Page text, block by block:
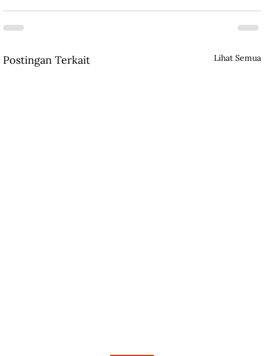
Postingan Terkait Lihat Semua